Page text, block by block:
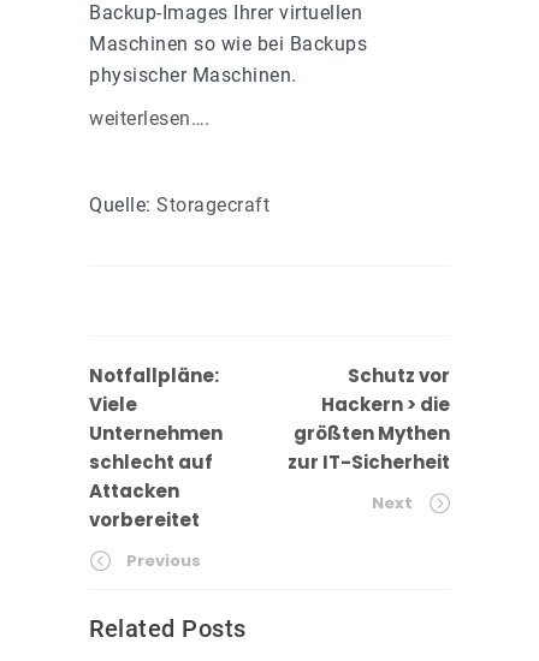
Backup-Images Ihrer virtuellen
Maschinen so wie bei Backups
physischer Maschinen.
weiterlesen….
Quelle: Storagecraft
Notfallpläne:
Viele
Unternehmen
schlecht auf
Attacken
vorbereitet
Previous
Schutz vor
Hackern > die
größten Mythen
zur IT-Sicherheit
Next
Related Posts